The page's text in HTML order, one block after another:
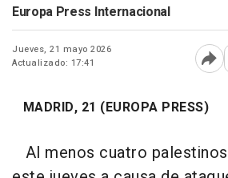
Europa Press Internacional
Jueves, 21 mayo 2026
Actualizado: 17:41
MADRID, 21 (EUROPA PRESS)
Al menos cuatro